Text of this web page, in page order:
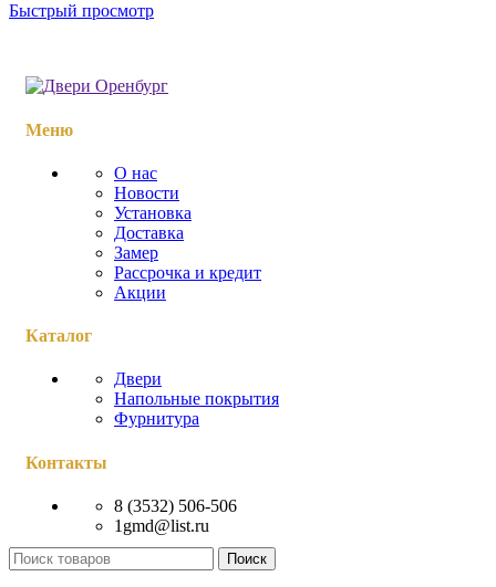
Быстрый просмотр
Меню
О нас
Новости
Установка
Доставка
Замер
Рассрочка и кредит
Акции
Каталог
Двери
Напольные покрытия
Фурнитура
Контакты
8 (3532) 506-506
1gmd@list.ru
Поиск